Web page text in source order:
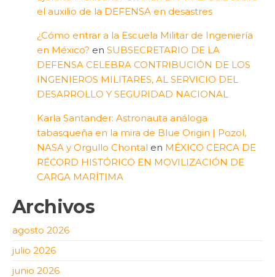
el auxilio de la DEFENSA en desastres
¿Cómo entrar a la Escuela Militar de Ingeniería
en México? en SUBSECRETARIO DE LA
DEFENSA CELEBRA CONTRIBUCIÓN DE LOS
INGENIEROS MILITARES, AL SERVICIO DEL
DESARROLLO Y SEGURIDAD NACIONAL
Karla Santander: Astronauta análoga
tabasqueña en la mira de Blue Origin | Pozol,
NASA y Orgullo Chontal en MÉXICO CERCA DE
RÉCORD HISTÓRICO EN MOVILIZACIÓN DE
CARGA MARÍTIMA
Archivos
agosto 2026
julio 2026
junio 2026